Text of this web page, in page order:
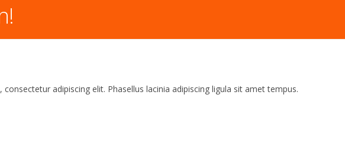
adipiscing elit. Phasellus lacinia adipiscing ligula sit amet tempus.